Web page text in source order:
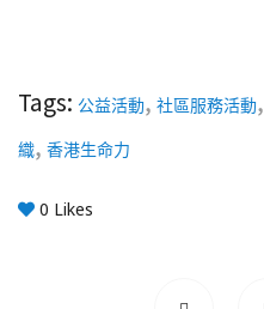
Tags: 公益活動, 社區服務活動,
織, 香港生命力
0 Likes